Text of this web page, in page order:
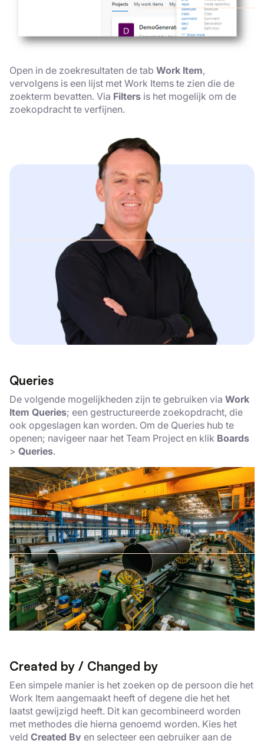
Open in de zoekresultaten de tab Work Item,
vervolgens is een lijst met Work Items te zien die de
zoekterm bevatten. Via Filters is het mogelijk om de
zoekopdracht te verfijnen.
Queries
De volgende mogelijkheden zijn te gebruiken via Work
Item Queries; een gestructureerde zoekopdracht, die
ook opgeslagen kan worden. Om de Queries hub te
openen; navigeer naar het Team Project en klik Boards
> Queries.
Created by / Changed by
Een simpele manier is het zoeken op de persoon die het
Work Item aangemaakt heeft of degene die het het
laatst gewijzigd heeft. Dit kan gecombineerd worden
met methodes die hierna genoemd worden. Kies het
veld Created By en selecteer een gebruiker aan de